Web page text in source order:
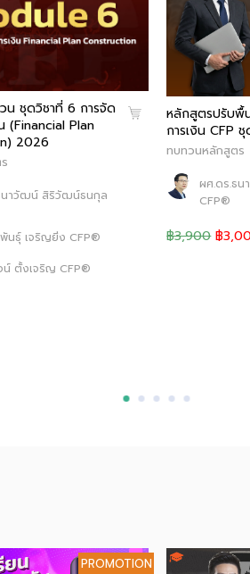
น ชุดวิชาที่ 6 การจัด
(Financial Plan
2026
นาวัฒน์ สิริวัฒน์ธนกุล
นธุ์ เจริญยิ่ง CFP®
น์ ตั้งเจริญ CFP®
หลักสูตรปรับพื้
การเงิน CFP
ทบทวนหลักสูตร
ผศ.ดร.ธ
CFP®
฿3,900 ฿
PROMOTION